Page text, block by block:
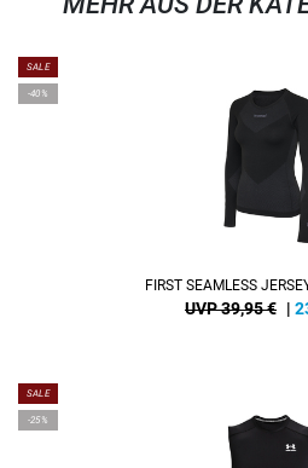
SALE
-40%
FIRST SEAMLESS
UVP 39,95 € |
SALE
-25%